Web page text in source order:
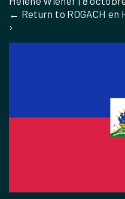
← Return to ROGACH
›